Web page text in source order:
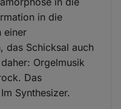
in die
einer
das Schicksal auch
Orgelmusik
Das
Synthesizer.